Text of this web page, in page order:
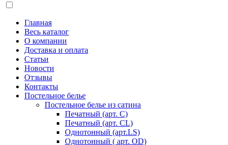
Главная
Весь каталог
О компании
Доставка и оплата
Статьи
Новости
Отзывы
Контакты
Постельное белье
Постельное белье из сатина
Печатный (арт. С)
Печатный (арт. СL)
Однотонный (арт.LS)
Однотонный ( арт. OD)